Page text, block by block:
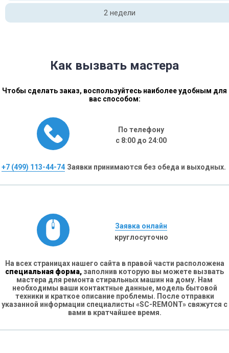
2 недели
Как вызвать мастера
Чтобы сделать заказ, воспользуйтесь наиболее удобным для
вас способом:
По телефону
с 8:00 до 24:00
+7 (499) 113-44-74 Заявки принимаются без обеда и выходных.
Заявка онлайн
круглосуточно
На всех страницах нашего сайта в правой части расположена
специальная форма, заполнив которую вы можете вызвать
мастера для ремонта стиральных машин на дому. Нам
необходимы ваши контактные данные, модель бытовой
техники и краткое описание проблемы. После отправки
указанной информации специалисты «SC-REMONT» свяжутся с
вами в кратчайшее время.